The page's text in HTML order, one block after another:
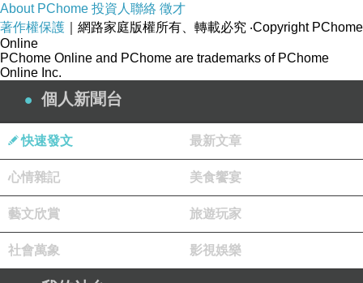
商品簡述:
品牌名稱
元祖雪餅
中式糕餅種類
麻糬
糕餅口味
甜
糕餅規格
禮盒包裝
About PChome 投資人聯絡 徵才
著作權保護 ｜網路家庭版權所有、轉載必究 ‧Copyright PChome
Online
PChome Online and PChome are trademarks of PChome
Online Inc.
個人新聞台
快速發文 最新文章
心情雜記 美食饗宴
藝文欣賞 旅遊玩家
社會萬象 影視娛樂